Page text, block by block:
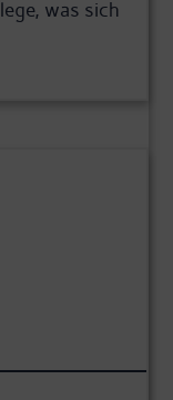
was sich